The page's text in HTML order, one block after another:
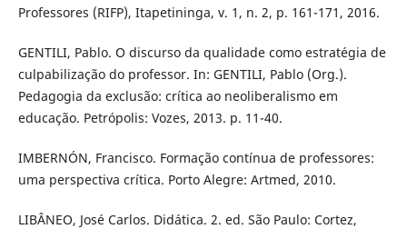
Professores (RIFP), Itapetininga, v. 1, n. 2, p. 161-171, 2016.
GENTILI, Pablo. O discurso da qualidade como estratégia de
culpabilização do professor. In: GENTILI, Pablo (Org.).
Pedagogia da exclusão: crítica ao neoliberalismo em
educação. Petrópolis: Vozes, 2013. p. 11-40.
IMBERNÓN, Francisco. Formação contínua de professores:
uma perspectiva crítica. Porto Alegre: Artmed, 2010.
LIBÂNEO, José Carlos. Didática. 2. ed. São Paulo: Cortez,